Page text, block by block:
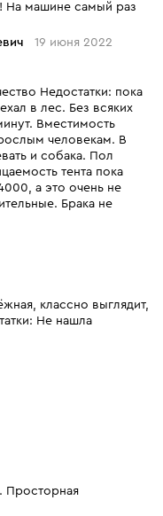
На машине самый раз
19 июня 2022
Недостатки: пока
в лес. Без всяких
Вместимость
человекам. В
и собака. Пол
тента пока
а это очень не
Брака не
классно выглядит,
Не нашла
Просторная